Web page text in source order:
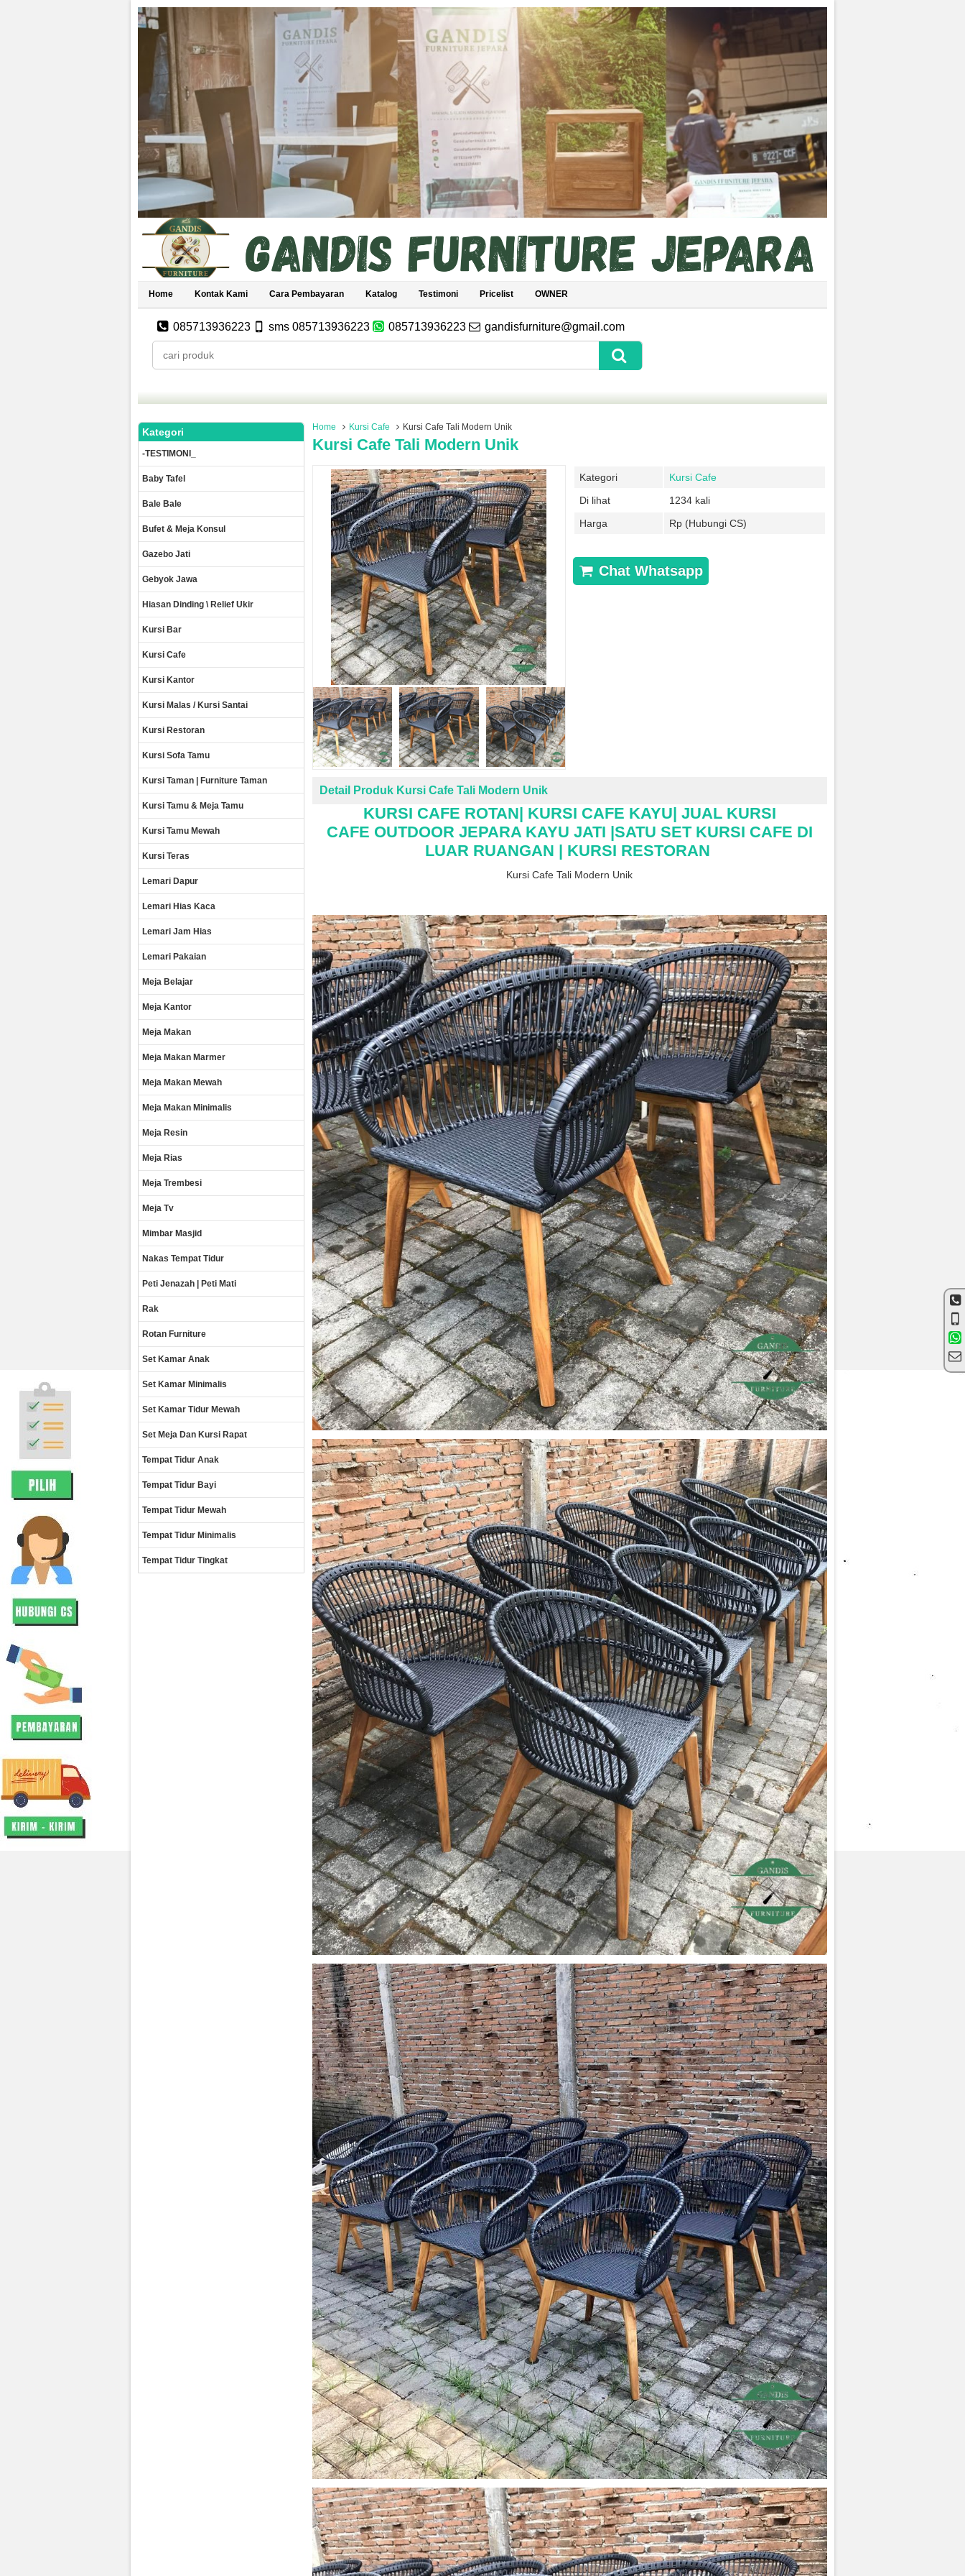
Home Kontak Kami Cara Pembayaran Katalog Testimoni Pricelist OWNER
085713936223 sms 085713936223 085713936223 gandisfurniture@gmail.com
Home Kursi Cafe Kursi Cafe Tali Modern Unik
Kursi Cafe Tali Modern Unik
Kategori
Kursi Cafe
Di lihat
1234 kali
Harga
Rp (Hubungi CS)
Chat Whatsapp
Detail Produk Kursi Cafe Tali Modern Unik
KURSI CAFE ROTAN| KURSI CAFE KAYU| JUAL KURSI
CAFE OUTDOOR JEPARA KAYU JATI |SATU SET KURSI CAFE DI
LUAR RUANGAN | KURSI RESTORAN
Kursi Cafe Tali Modern Unik
Kategori
-TESTIMONI_
Baby Tafel
Bale Bale
Bufet & Meja Konsul
Gazebo Jati
Gebyok Jawa
Hiasan Dinding \ Relief Ukir
Kursi Bar
Kursi Cafe
Kursi Kantor
Kursi Malas / Kursi Santai
Kursi Restoran
Kursi Sofa Tamu
Kursi Taman | Furniture Taman
Kursi Tamu & Meja Tamu
Kursi Tamu Mewah
Kursi Teras
Lemari Dapur
Lemari Hias Kaca
Lemari Jam Hias
Lemari Pakaian
Meja Belajar
Meja Kantor
Meja Makan
Meja Makan Marmer
Meja Makan Mewah
Meja Makan Minimalis
Meja Resin
Meja Rias
Meja Trembesi
Meja Tv
Mimbar Masjid
Nakas Tempat Tidur
Peti Jenazah | Peti Mati
Rak
Rotan Furniture
Set Kamar Anak
Set Kamar Minimalis
Set Kamar Tidur Mewah
Set Meja Dan Kursi Rapat
Tempat Tidur Anak
Tempat Tidur Bayi
Tempat Tidur Mewah
Tempat Tidur Minimalis
Tempat Tidur Tingkat